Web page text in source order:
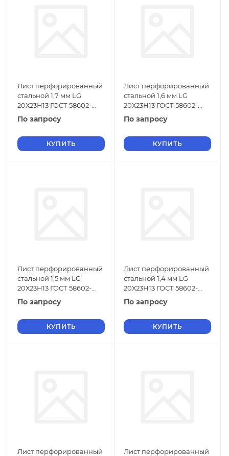
Лист перфорированный
стальной 1,7 мм LG
20Х23Н13 ГОСТ 58602-
2019
По запросу
КУПИТЬ
Лист перфорированный
стальной 1,6 мм LG
20Х23Н13 ГОСТ 58602-
2019
По запросу
КУПИТЬ
Лист перфорированный
стальной 1,5 мм LG
20Х23Н13 ГОСТ 58602-
2019
По запросу
КУПИТЬ
Лист перфорированный
стальной 1,4 мм LG
20Х23Н13 ГОСТ 58602-
2019
По запросу
КУПИТЬ
Лист перфорированный
Лист перфорированный